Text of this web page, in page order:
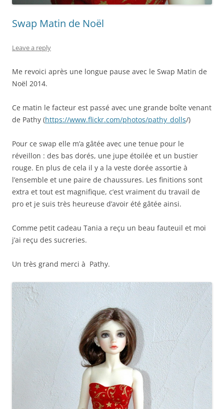
Swap Matin de Noël
Leave a reply
Me revoici après une longue pause avec le Swap Matin de
Noël 2014.
Ce matin le facteur est passé avec une grande boîte venant
de Pathy (https://www.flickr.com/photos/pathy_dolls/)
Pour ce swap elle m’a gâtée avec une tenue pour le
réveillon : des bas dorés, une jupe étoilée et un bustier
rouge. En plus de cela il y a la veste dorée assortie à
l’ensemble et une paire de chaussures. Les finitions sont
extra et tout est magnifique, c’est vraiment du travail de
pro et je suis très heureuse d’avoir été gâtée ainsi.
Comme petit cadeau Tania a reçu un beau fauteuil et moi
j’ai reçu des sucreries.
Un très grand merci à Pathy.